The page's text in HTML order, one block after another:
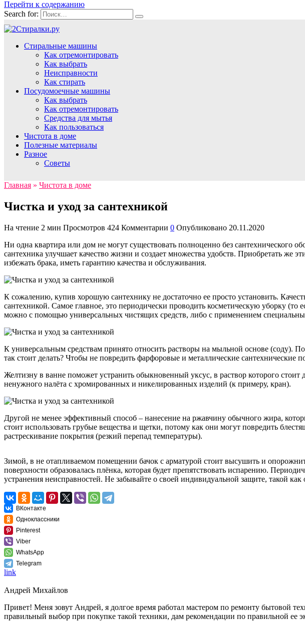
Перейти к содержанию
Search for:
Стиральные машины
Как отремонтировать
Как выбрать
Неисправности
Как стирать
Посудомоечные машины
Как выбрать
Как отремонтировать
Средства для мытья
Как пользоваться
Чистота в доме
Полезные материалы
Разное
Советы
Главная » Чистота в доме
Чистка и уход за сантехникой
На чтение 2 мин Просмотров 424 Комментарии 0 Опубликовано 20.11.2020
Ни одна квартира или дом не могут существовать полноценно без
сантехника улучшает качество жизни и создает множества удобств. Приобретать же
избежать брака, иметь гарантию качества и обслуживания.
К сожалению, купив хорошую сантехнику не достаточно ее просто установить.
сантехникой. Самое главное, это периодически проводить косметическую уборку
можно с помощью универсальных чистящих средств, либо с применением
К универсальным средствам принято относить растворы на мыльной основе (соду).
так стоит делать? Чтобы не повредить фарфоровые и металлические сантехнические
Желтизну в ванне поможет устранить обыкновенный уксус, в раствор которого
ненужного налёта с хромированных и никелированных изделий (к примеру, кран).
Другой не менее эффективный способ – нанесение на ржавчину обычного жира,
стоит использовать грубые вещества и щетки, потому как они могут повредить
растрескивание покрытия (резкий перепад температуры).
Зимой, в не отапливаемом помещении бачок с арматурой стоит высушить и
поверхности образовалась плёнка, которая будет препятствовать испарению.
устранения неисправностей. Не забывайте о своей индивидуальной защите, такой
ВКонтакте
Одноклассники
Pinterest
Viber
WhatsApp
Telegram
link
Андрей Михайлов
Привет! Меня зовут Андрей, я долгое время работал мастером по ремонту бытовой
правильный выбор при покупке такой техники, дам рекомендации по правильной ее